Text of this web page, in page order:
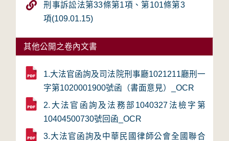
刑事訴訟法第33條第1項、第101條第3
項(109.01.15)
其他公開之卷內文書
1.大法官函詢及司法院刑事廳1021211廳刑一
字第1020001900號函（書面意見）_OCR
2.大法官函詢及法務部1040327法檢字第
10404500730號回函_OCR
3.大法官函詢及中華民國律師公會全國聯合